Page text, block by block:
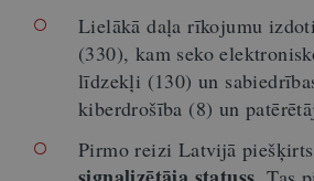
Lielākā daļa rīkojumu
(330), kam seko
līdzekļi (130) un
kiberdrošība (8) un
Pirmo reizi Latvijā piešķirts